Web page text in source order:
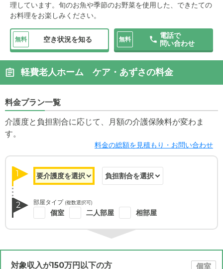
理しています。旬のお魚や季節のお野菜を使用した、できたての
お料理をお楽しみください。
無料 空き状況を知る 無料
電話で
問い合わせ
軽費老人ホーム ケア・あずさの料金
料金プラン一覧
介護度と負担割合に応じて、月額の介護保険料が変わま
す。
料金の総額を見積もり・お問い合わせ
1
2 部屋タイプ (複数選択可)
個室 二人部屋 相部屋
対象収入が150万円以下の方 個室